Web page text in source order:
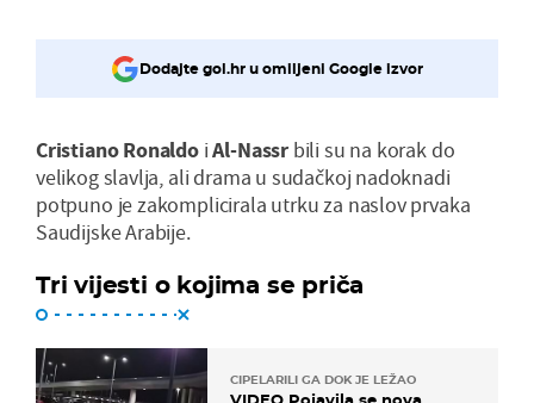
Dodajte gol.hr u omiljeni Google izvor
Cristiano RonaldoiAl-Nassrbili su na korak do
velikog slavlja, ali drama u sudačkoj nadoknadi
potpuno je zakomplicirala utrku za naslov prvaka
Saudijske Arabije.
Tri vijesti o kojima se priča
CIPELARILI GA DOK JE LEŽAO